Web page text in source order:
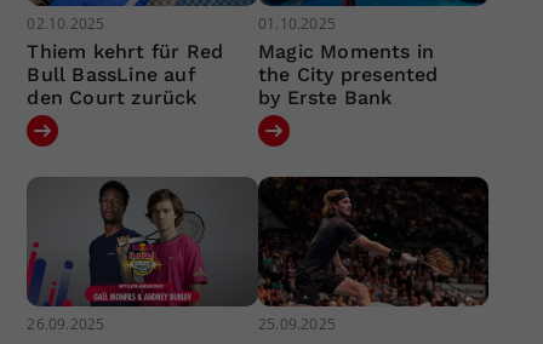
02.10.2025
Thiem kehrt für Red
Bull BassLine auf
den Court zurück
01.10.2025
Magic Moments in
the City presented
by Erste Bank
26.09.2025 25.09.2025